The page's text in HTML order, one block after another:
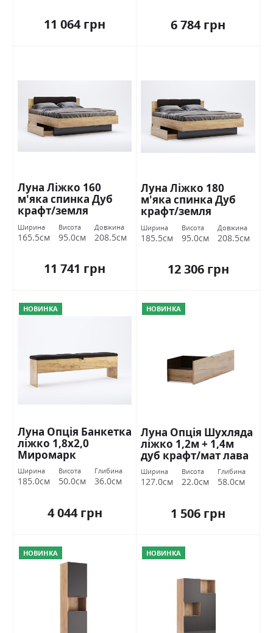
11 064 грн 6 784 грн
Луна Ліжко 160
м'яка спинка Дуб
крафт/земля
Міромарк
Ширина
165.5см
Висота
95.0см
Довжина
208.5см
11 741 грн
Луна Ліжко 180
м'яка спинка Дуб
крафт/земля
Міромарк
Ширина
185.5см
Висота
95.0см
Довжина
208.5см
12 306 грн
НОВИНКА
Луна Опція Банкетка
ліжко 1,8х2,0
Миромарк
Ширина
185.0см
Висота
50.0см
Глибина
36.0см
4 044 грн
НОВИНКА
Луна Опція Шухляда
ліжко 1,2м + 1,4м
дуб крафт/мат лава
Міромарк
Ширина
127.0см
Висота
22.0см
Глибина
58.0см
1 506 грн
НОВИНКА НОВИНКА